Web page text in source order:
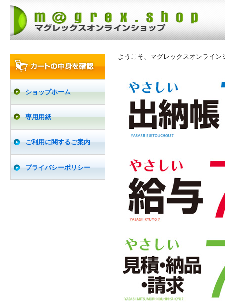
ショップホーム
専用用紙
ご利用に関するご案内
プライバシーポリシー
ようこそ、マグレックスオンライン